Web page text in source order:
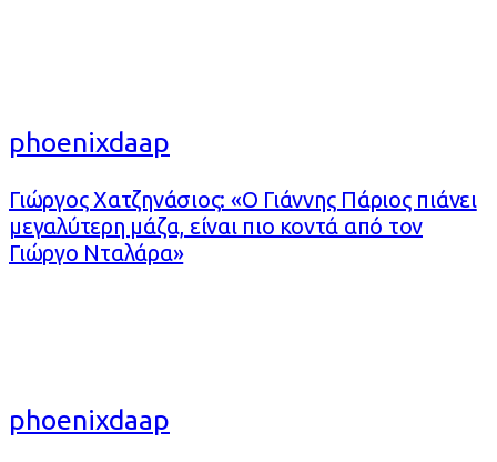
phoenixdaap
Γιώργος Χατζηνάσιος: «Ο Γιάννης Πάριος πιάνει
μεγαλύτερη μάζα, είναι πιο κοντά από τον
Γιώργο Νταλάρα»
phoenixdaap